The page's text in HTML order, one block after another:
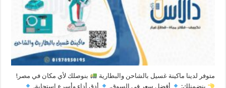
متوفر لدينا ماكينة غسيل بالشاحن والبطارية
بنوصلك لأي مكان في مصر! ​
بنضمنلك:
أفضل سعر في السوق.
أدق أداء وأسرع استجابة.